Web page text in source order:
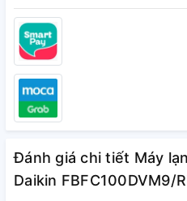
Đánh giá chi tiết Máy
Daikin FBFC100DVM9/